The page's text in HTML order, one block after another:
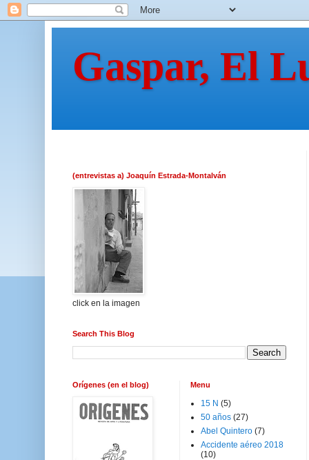
Gaspar, El
(entrevistas a) Joaquín Estrada-Montalván
click en la imagen
Search This Blog
Orígenes (en el blog) Menu
15 N (5)
50 años (27)
Abel Quintero (7)
Accidente aéreo 2018
(10)